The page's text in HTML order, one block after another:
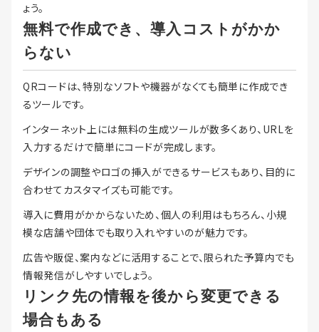
ょう。
無料で作成でき、導入コストがかか
らない
QRコードは、特別なソフトや機器がなくても簡単に作成でき
るツールです。
インターネット上には無料の生成ツールが数多くあり、URLを
入力するだけで簡単にコードが完成します。
デザインの調整やロゴの挿入ができるサービスもあり、目的に
合わせてカスタマイズも可能です。
導入に費用がかからないため、個人の利用はもちろん、小規
模な店舗や団体でも取り入れやすいのが魅力です。
広告や販促、案内などに活用することで、限られた予算内でも
情報発信がしやすいでしょう。
リンク先の情報を後から変更できる
場合もある